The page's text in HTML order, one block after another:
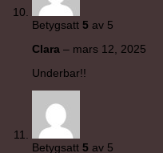
Betygsatt 5 av 5
Clara – mars 12, 2025
Underbar!!
Betygsatt 5 av 5